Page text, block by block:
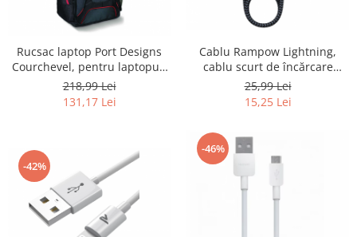
Rucsac laptop Port Designs
Courchevel, pentru laptopuri
de 15.6 inch - RESIGILAT
218,99 Lei
131,17 Lei
Cablu Rampow Lightning,
cablu scurt de încărcare
iPhone, 20 cm - RESIGILAT
25,99 Lei
15,25 Lei
-42%
-46%